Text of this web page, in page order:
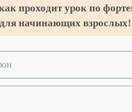
проходит урок по
начинающих взрослых!